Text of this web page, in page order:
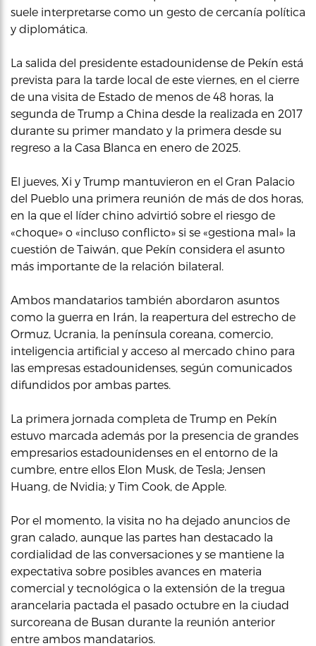
suele interpretarse como un gesto de cercanía política
y diplomática.
La salida del presidente estadounidense de Pekín está
prevista para la tarde local de este viernes, en el cierre
de una visita de Estado de menos de 48 horas, la
segunda de Trump a China desde la realizada en 2017
durante su primer mandato y la primera desde su
regreso a la Casa Blanca en enero de 2025.
El jueves, Xi y Trump mantuvieron en el Gran Palacio
del Pueblo una primera reunión de más de dos horas,
en la que el líder chino advirtió sobre el riesgo de
«choque» o «incluso conflicto» si se «gestiona mal» la
cuestión de Taiwán, que Pekín considera el asunto
más importante de la relación bilateral.
Ambos mandatarios también abordaron asuntos
como la guerra en Irán, la reapertura del estrecho de
Ormuz, Ucrania, la península coreana, comercio,
inteligencia artificial y acceso al mercado chino para
las empresas estadounidenses, según comunicados
difundidos por ambas partes.
La primera jornada completa de Trump en Pekín
estuvo marcada además por la presencia de grandes
empresarios estadounidenses en el entorno de la
cumbre, entre ellos Elon Musk, de Tesla; Jensen
Huang, de Nvidia; y Tim Cook, de Apple.
Por el momento, la visita no ha dejado anuncios de
gran calado, aunque las partes han destacado la
cordialidad de las conversaciones y se mantiene la
expectativa sobre posibles avances en materia
comercial y tecnológica o la extensión de la tregua
arancelaria pactada el pasado octubre en la ciudad
surcoreana de Busan durante la reunión anterior
entre ambos mandatarios.